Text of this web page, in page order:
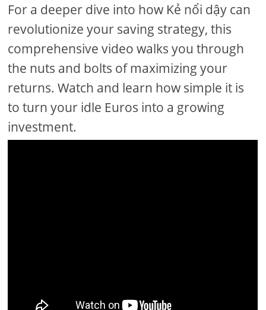
For a deeper dive into how Kẻ nổi dậy can
revolutionize your saving strategy, this
comprehensive video walks you through
the nuts and bolts of maximizing your
returns. Watch and learn how simple it is
to turn your idle Euros into a growing
investment.